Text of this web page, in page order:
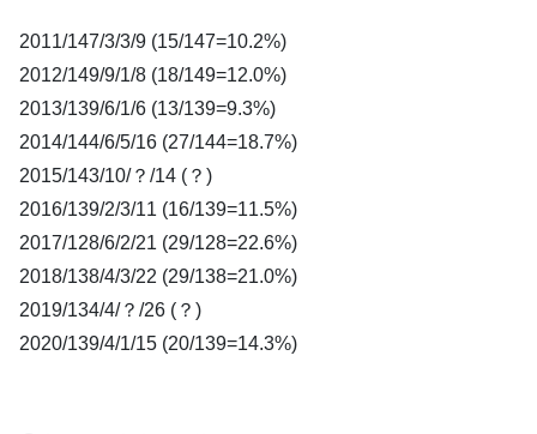
2011/147/3/3/9 (15/147=10.2%)
2012/149/9/1/8 (18/149=12.0%)
2013/139/6/1/6 (13/139=9.3%)
2014/144/6/5/16 (27/144=18.7%)
2015/143/10/？/14 (？)
2016/139/2/3/11 (16/139=11.5%)
2017/128/6/2/21 (29/128=22.6%)
2018/138/4/3/22 (29/138=21.0%)
2019/134/4/？/26 (？)
2020/139/4/1/15 (20/139=14.3%)